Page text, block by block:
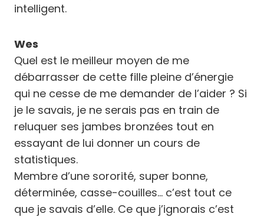
intelligent.
Wes
Quel est le meilleur moyen de me
débarrasser de cette fille pleine d’énergie
qui ne cesse de me demander de l’aider ? Si
je le savais, je ne serais pas en train de
reluquer ses jambes bronzées tout en
essayant de lui donner un cours de
statistiques.
Membre d’une sororité, super bonne,
déterminée, casse-couilles… c’est tout ce
que je savais d’elle. Ce que j’ignorais c’est